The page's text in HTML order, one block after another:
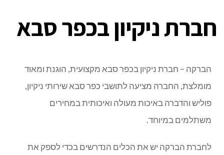
חברת ניקיון בכפר סבא
הברקה – חברת ניקיון בכפר סבא מקצועית, הוגנת ומאוד
מומלצת, החברה מציעה לתושבי כפר סבא שירותי ניקיון,
פוליש והדברה באיכות מעולה ואיכותית במחירים
משתלמים במיוחד.
לחברת הברקה יש את הכלים הנדרשים בכדי לספק את